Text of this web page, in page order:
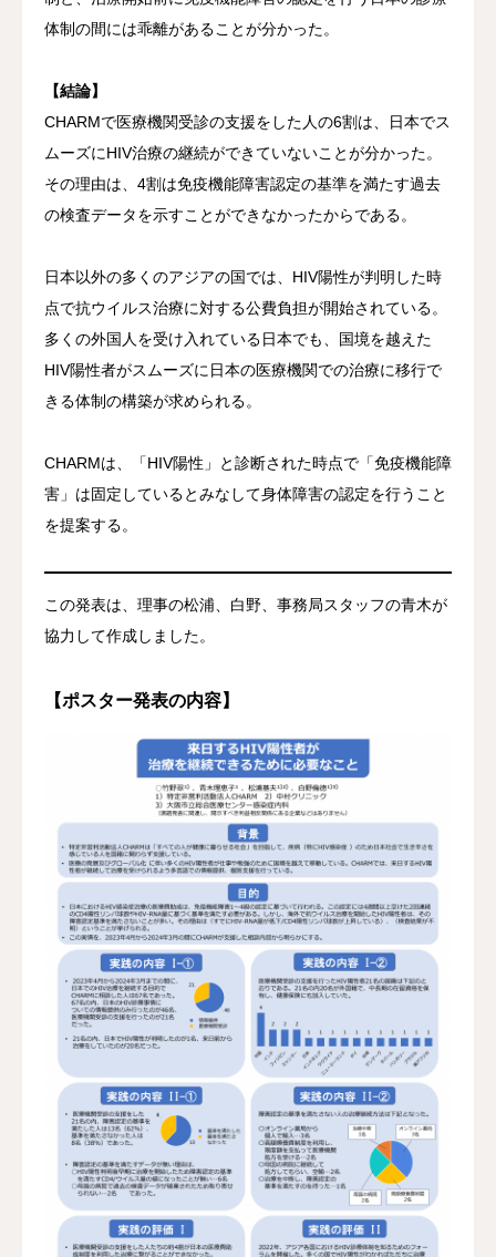
体制の間には乖離があることが分かった。
【結論】
CHARMで医療機関受診の支援をした人の6割は、日本でス
ムーズにHIV治療の継続ができていないことが分かった。
その理由は、4割は免疫機能障害認定の基準を満たす過去
の検査データを示すことができなかったからである。
日本以外の多くのアジアの国では、HIV陽性が判明した時
点で抗ウイルス治療に対する公費負担が開始されている。
多くの外国人を受け入れている日本でも、国境を越えた
HIV陽性者がスムーズに日本の医療機関での治療に移行で
きる体制の構築が求められる。
CHARMは、「HIV陽性」と診断された時点で「免疫機能障
害」は固定しているとみなして身体障害の認定を行うこと
を提案する。
この発表は、理事の松浦、白野、事務局スタッフの青木が
協力して作成しました。
【ポスター発表の内容】